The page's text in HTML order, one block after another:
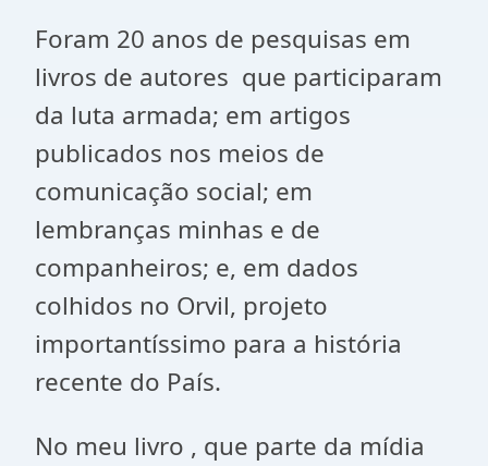
Foram 20 anos de pesquisas em
livros de autores que participaram
da luta armada; em artigos
publicados nos meios de
comunicação social; em
lembranças minhas e de
companheiros; e, em dados
colhidos no Orvil, projeto
importantíssimo para a história
recente do País.
No meu livro , que parte da mídia